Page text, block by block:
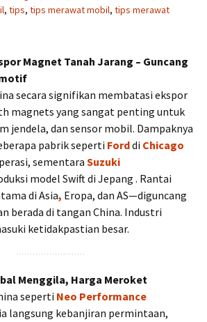
, tips, tips merawat mobil, tips merawat
Magnet Tanah Jarang – Guncang
secara signifikan membatasi ekspor
magnets yang sangat penting untuk
jendela, dan sensor mobil. Dampaknya
pabrik seperti Forddi Chicago
sementaraSuzuki
model Swift di Jepang . Rantai
di Asia, Eropa, dan AS—diguncang
berada di tangan China. Industri
ketidakpastian besar.
Menggila, Harga Meroket
seperti Neo Performance
langsung kebanjiran permintaan,